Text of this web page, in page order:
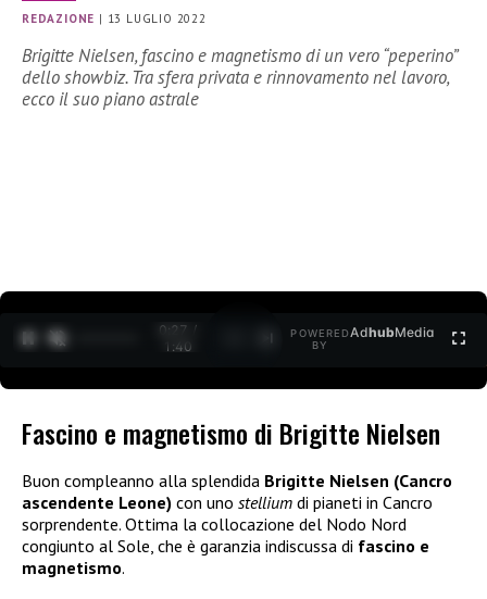
REDAZIONE | 13 LUGLIO 2022
Brigitte Nielsen, fascino e magnetismo di un vero “peperino”
dello showbiz. Tra sfera privata e rinnovamento nel lavoro,
ecco il suo piano astrale
0:29 /
1:40
POWERED
BY
AdhubMedia
Fascino e magnetismo di Brigitte Nielsen
Buon compleanno alla splendida Brigitte Nielsen (Cancro
ascendente Leone) con uno stellium di pianeti in Cancro
sorprendente. Ottima la collocazione del Nodo Nord
congiunto al Sole, che è garanzia indiscussa di fascino e
magnetismo.